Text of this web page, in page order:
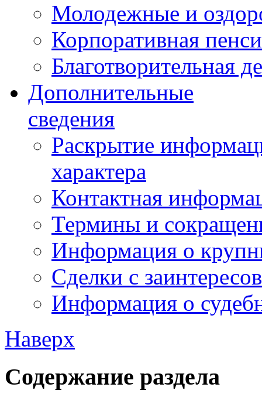
Молодежные и
Корпоративная
Благотворительная
Дополнительные
сведения
Раскрытие
характера
Контактная
Термины и
Информация о
Сделки с
Информация о
Наверх
Содержание раздела